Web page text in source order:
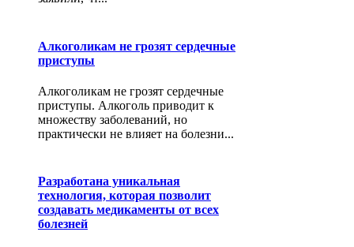
Алкоголикам не грозят сердечные
приступы
Алкоголикам не грозят сердечные
приступы. Алкоголь приводит к
множеству заболеваний, но
практически не влияет на болезни...
Разработана уникальная
технология, которая позволит
создавать медикаменты от всех
болезней